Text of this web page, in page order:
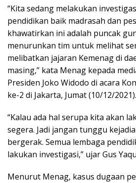
“Kita sedang melakukan
pendidikan baik madrasah dan
khawatirkan ini adalah puncak
menurunkan tim untuk melihat
melibatkan jajaran Kemenag di
masing,” kata Menag kepada
Presiden Joko Widodo di acara
ke-2 di Jakarta, Jumat (10/12/2021).
“Kalau ada hal serupa kita akan
segera. Jadi jangan tunggu
bergerak. Semua lembaga
lakukan investigasi,” ujar Gus
Menurut Menag, kasus dugaan